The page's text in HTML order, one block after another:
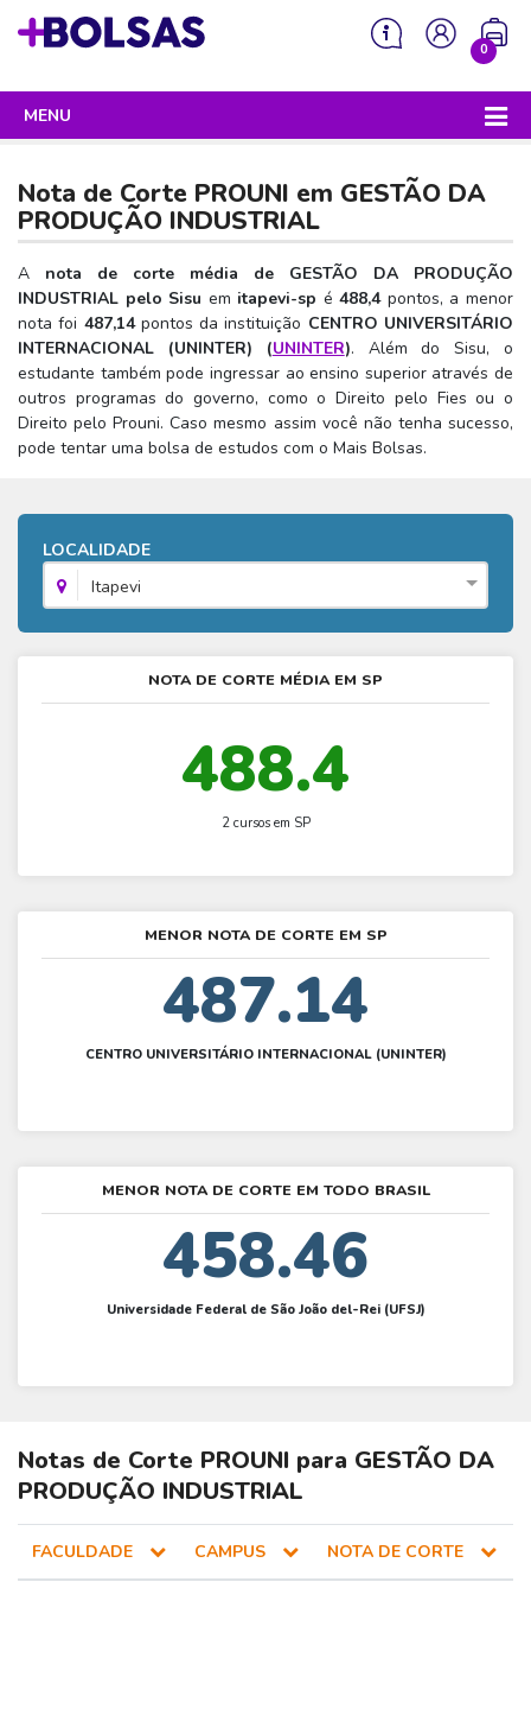
0
Sua mochila está vazia!
MENU
ENEM
Enem 2026 - Tudo o que você precisa saber
Enem – O que é
Enem – Quem pode fazer
Enem – Para que serve
Enem – Como se preparar
Enem – Cartilha redação
Hora do Enem – O que é
Enem – Gabarito oficial
SISU
Sisu 2026 – Tudo o que você precisa saber
SISU – O que é
SISU – Quem pode participar
SISU – Como se inscrever
SISU – Universidades participantes
SISU - Simulador
PROUNI
Prouni 2026 – Tudo o que você precisa saber
Prouni – O que é
Prouni – Quem pode participar
Prouni – Lista de espera
Prouni - Universidades participantes
Prouni – Simulador
FIES
Fies e P-Fies 2026 – Tudo o que você precisa saber
Fies – O que é
Fies – Como fazer a inscrição
Fies e Prouni – Diferença
Fies - Simulador
PRONATEC
SISUTEC
ENARE
Nota de Corte PROUNI em GESTÃO DA
PRODUÇÃO INDUSTRIAL
A nota de corte média de GESTÃO DA PRODUÇÃO
INDUSTRIAL pelo Sisu em itapevi-sp é488,4pontos, a menor
nota foi 487,14pontos da instituição CENTRO UNIVERSITÁRIO
INTERNACIONAL (UNINTER) (UNINTER). Além do Sisu, o
estudante também pode ingressar ao ensino superior através de
outros programas do governo, como o Direito pelo Fies ou o
Direito pelo Prouni. Caso mesmo assim você não tenha sucesso,
pode tentar uma bolsa de estudos com o Mais Bolsas.
LOCALIDADE
Itapevi
NOTA DE CORTE MÉDIA EM SP
488.4
2 cursos em SP
MENOR NOTA DE CORTE EM SP
487.14
CENTRO UNIVERSITÁRIO INTERNACIONAL (UNINTER)
MENOR NOTA DE CORTE EM TODO BRASIL
458.46
Universidade Federal de São João del-Rei (UFSJ)
Notas de Corte PROUNI para GESTÃO DA
PRODUÇÃO INDUSTRIAL
FACULDADE CAMPUS NOTA DE CORTE